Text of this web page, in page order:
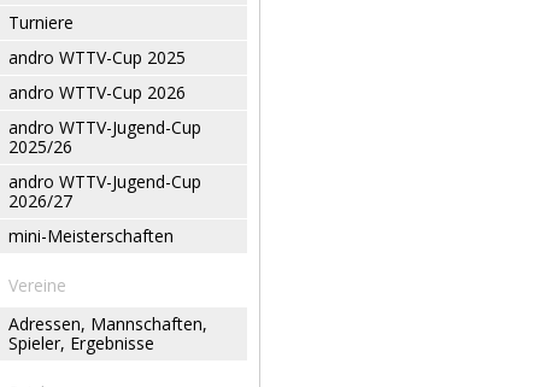
Turniere
andro WTTV-Cup 2025
andro WTTV-Cup 2026
andro WTTV-Jugend-Cup
2025/26
andro WTTV-Jugend-Cup
2026/27
mini-Meisterschaften
Vereine
Adressen, Mannschaften,
Spieler, Ergebnisse